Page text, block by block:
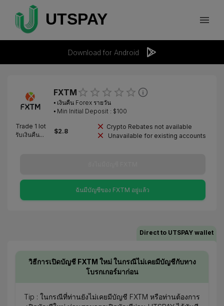
Download for Android
FXTM
⦁ เงินคืน Forex รายวัน
⦁ Min Initial Deposit : $100
Trade 1 lot
รับเงินคืน...
$2.8
Crypto Rebates not available
Unavailable for existing accounts
ฉันมีบัญชีของ FXTM อยู่แล้ว
Direct to UTSPAY wallet
วิธีการเปิดบัญชี FXTM ใหม่ ในกรณีไม่เคยมีบัญชีกับทาง
โบรกเกอร์มาก่อน
Tip : ในกรณีที่ท่านยังไม่เคยมีบัญชี FXTM หรือท่านต้องการ